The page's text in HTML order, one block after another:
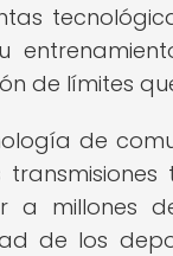
de límites
de
a millones
de los